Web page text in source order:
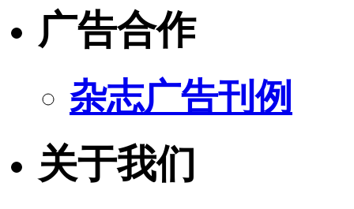
广告合作
杂志广告刊例
关于我们